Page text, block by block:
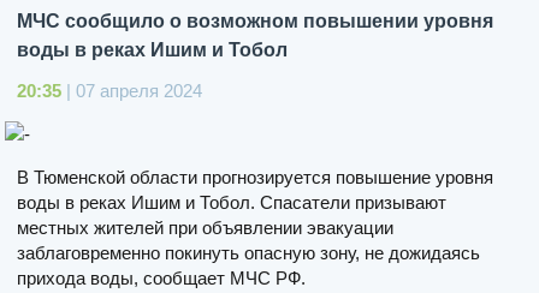
МЧС сообщило о возможном повышении уровня
воды в реках Ишим и Тобол
20:35 | 07 апреля 2024
В Тюменской области прогнозируется повышение уровня
воды в реках Ишим и Тобол. Спасатели призывают
местных жителей при объявлении эвакуации
заблаговременно покинуть опасную зону, не дожидаясь
прихода воды, сообщает МЧС РФ.